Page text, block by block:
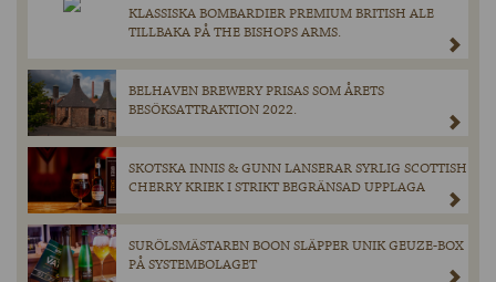
KLASSISKA BOMBARDIER PREMIUM BRITISH ALE
TILLBAKA PÅ THE BISHOPS ARMS.
BELHAVEN BREWERY PRISAS SOM ÅRETS
BESÖKSATTRAKTION 2022.
SKOTSKA INNIS & GUNN LANSERAR SYRLIG SCOTTISH
CHERRY KRIEK I STRIKT BEGRÄNSAD UPPLAGA
SURÖLSMÄSTAREN BOON SLÄPPER UNIK GEUZE-BOX
PÅ SYSTEMBOLAGET